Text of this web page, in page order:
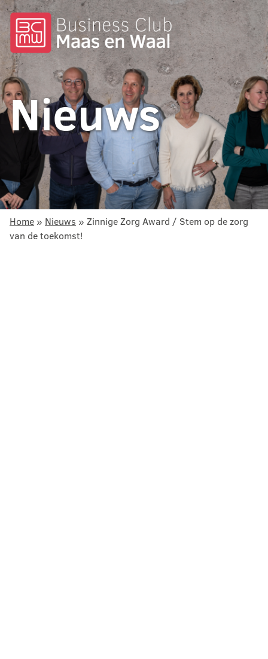
Nieuws
Home » Nieuws » Zinnige Zorg Award / Stem op de zorg
van de toekomst!